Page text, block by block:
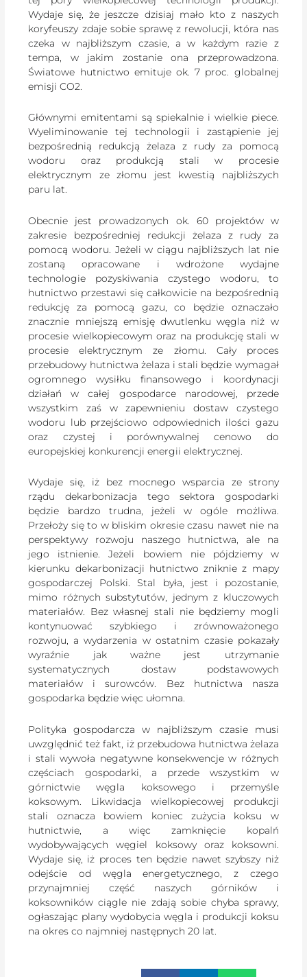
Wydaje się, że jeszcze dzisiaj mało kto z naszych
koryfeuszy zdaje sobie sprawę z rewolucji, która nas
czeka w najbliższym czasie, a w każdym razie z
tempa, w jakim zostanie ona przeprowadzona.
Światowe hutnictwo emituje ok. 7 proc. globalnej
emisji CO2.
Głównymi emitentami są spiekalnie i wielkie piece.
Wyeliminowanie tej technologii i zastąpienie jej
bezpośrednią redukcją żelaza z rudy za pomocą
wodoru oraz produkcją stali w procesie
elektrycznym ze złomu jest kwestią najbliższych
paru lat.
Obecnie jest prowadzonych ok. 60 projektów w
zakresie bezpośredniej redukcji żelaza z rudy za
pomocą wodoru. Jeżeli w ciągu najbliższych lat nie
zostaną opracowane i wdrożone wydajne
technologie pozyskiwania czystego wodoru, to
hutnictwo przestawi się całkowicie na bezpośrednią
redukcję za pomocą gazu, co będzie oznaczało
znacznie mniejszą emisję dwutlenku węgla niż w
procesie wielkopiecowym oraz na produkcję stali w
procesie elektrycznym ze złomu. Cały proces
przebudowy hutnictwa żelaza i stali będzie wymagał
ogromnego wysiłku finansowego i koordynacji
działań w całej gospodarce narodowej, przede
wszystkim zaś w zapewnieniu dostaw czystego
wodoru lub przejściowo odpowiednich ilości gazu
oraz czystej i porównywalnej cenowo do
europejskiej konkurencji energii elektrycznej.
Wydaje się, iż bez mocnego wsparcia ze strony
rządu dekarbonizacja tego sektora gospodarki
będzie bardzo trudna, jeżeli w ogóle możliwa.
Przełoży się to w bliskim okresie czasu nawet nie na
perspektywy rozwoju naszego hutnictwa, ale na
jego istnienie. Jeżeli bowiem nie pójdziemy w
kierunku dekarbonizacji hutnictwo zniknie z mapy
gospodarczej Polski. Stal była, jest i pozostanie,
mimo różnych substytutów, jednym z kluczowych
materiałów. Bez własnej stali nie będziemy mogli
kontynuować szybkiego i zrównoważonego
rozwoju, a wydarzenia w ostatnim czasie pokazały
wyraźnie jak ważne jest utrzymanie
systematycznych dostaw podstawowych
materiałów i surowców. Bez hutnictwa nasza
gospodarka będzie więc ułomna.
Polityka gospodarcza w najbliższym czasie musi
uwzględnić też fakt, iż przebudowa hutnictwa żelaza
i stali wywoła negatywne konsekwencje w różnych
częściach gospodarki, a przede wszystkim w
górnictwie węgla koksowego i przemyśle
koksowym. Likwidacja wielkopiecowej produkcji
stali oznacza bowiem koniec zużycia koksu w
hutnictwie, a więc zamknięcie kopalń
wydobywających węgiel koksowy oraz koksowni.
Wydaje się, iż proces ten będzie nawet szybszy niż
odejście od węgla energetycznego, z czego
przynajmniej część naszych górników i
koksowników ciągle nie zdają sobie chyba sprawy,
ogłaszając plany wydobycia węgla i produkcji koksu
na okres co najmniej następnych 20 lat.